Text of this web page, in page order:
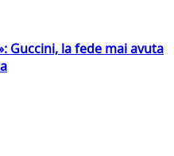
Guccini, la fede mai avuta